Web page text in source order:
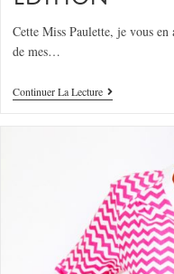
Cette Miss Paulette, je vous
de mes…
Continuer La Lecture